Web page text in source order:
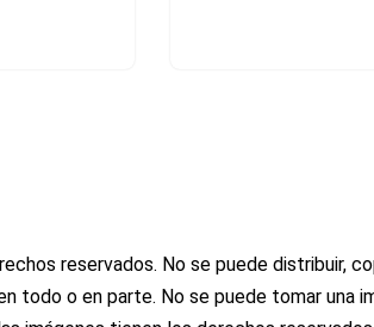
reservados. No se puede distribuir,
todo o en parte. No se puede tomar una